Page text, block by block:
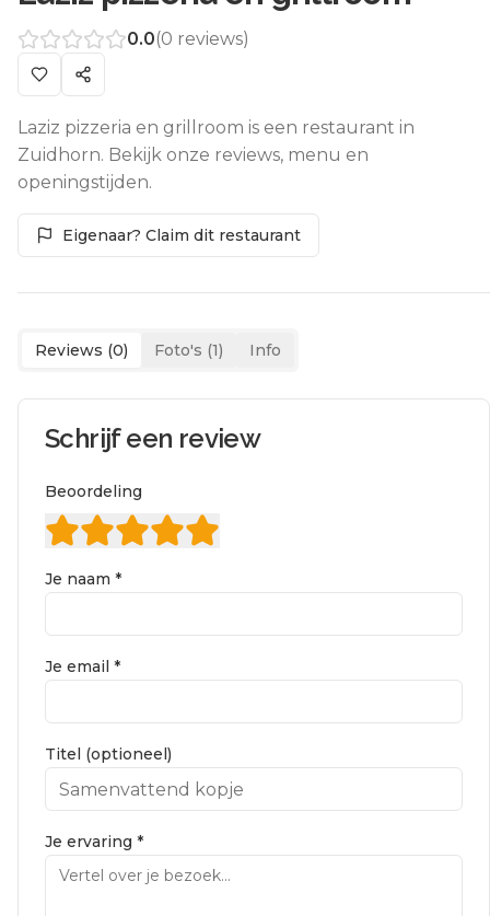
0.0(0 reviews)
Laziz pizzeria en grillroom is een restaurant in
Zuidhorn. Bekijk onze reviews, menu en
openingstijden.
Eigenaar? Claim dit restaurant
Reviews (0) Foto's (1) Info
Schrijf een review
Beoordeling
Je naam *
Je email *
Titel (optioneel)
Je ervaring *